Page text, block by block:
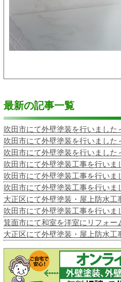
最新の記事一覧
吹田市にて外壁塗装を行いました
吹田市にて外壁塗装を行いました
吹田市にて外壁塗装を行いました
吹田市にて外壁塗装工事を行いま
吹田市にて外壁塗装工事を行いま
吹田市にて外壁塗装工事を行いま
大正区にて外壁塗装・屋上防水工
吹田市にて外壁塗装工事を行いま
箕面市にて和室を洋室にリフォー
大正区にて外壁塗装・屋上防水工